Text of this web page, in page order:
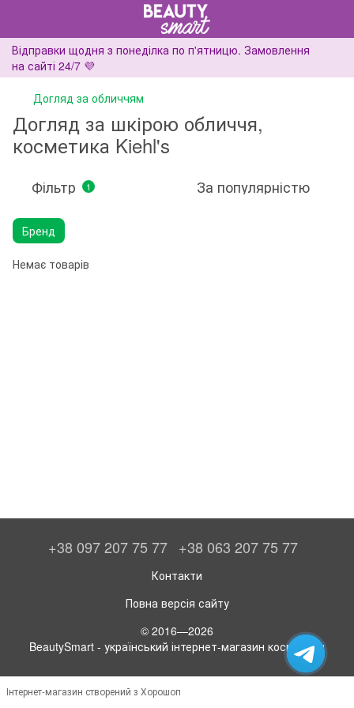
Відправки щодня з понеділка по п'ятницю. Замовлення
на сайті 24/7 💜
Догляд за обличчям
Догляд за шкірою обличчя,
косметика Kiehl's
Фільтр 1 За популярністю
Бренд
Немає товарів
+38 097 207 75 77 +38 063 207 75 77
Контакти
Повна версія сайту
© 2016—2026
BeautySmart - український інтернет-магазин косметики
Інтернет-магазин створений з Хорошоп